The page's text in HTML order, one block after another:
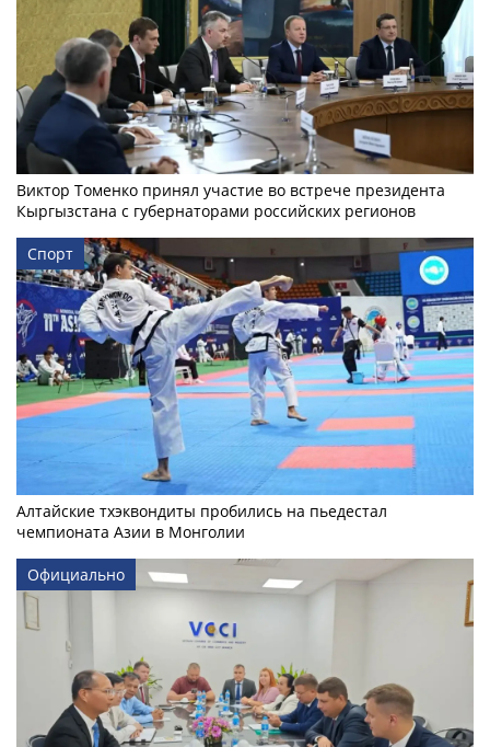
Виктор Томенко принял участие во встрече президента
Кыргызстана с губернаторами российских регионов
Спорт
Алтайские тхэквондиты пробились на пьедестал
чемпионата Азии в Монголии
Официально